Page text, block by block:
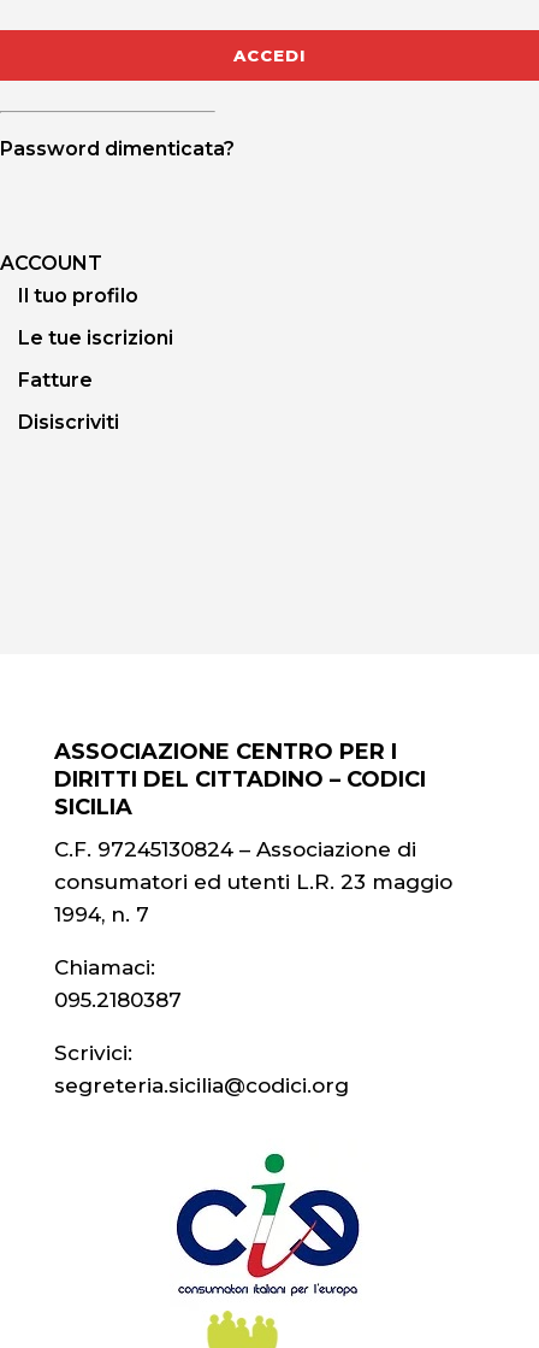
Password dimenticata?
ACCOUNT
Il tuo profilo
Le tue iscrizioni
Fatture
Disiscriviti
ASSOCIAZIONE CENTRO PER I
DIRITTI DEL CITTADINO – CODICI
SICILIA
C.F. 97245130824 – Associazione di
consumatori ed utenti L.R. 23 maggio
1994, n. 7
Chiamaci:
095.2180387
Scrivici:
segreteria.sicilia@codici.org